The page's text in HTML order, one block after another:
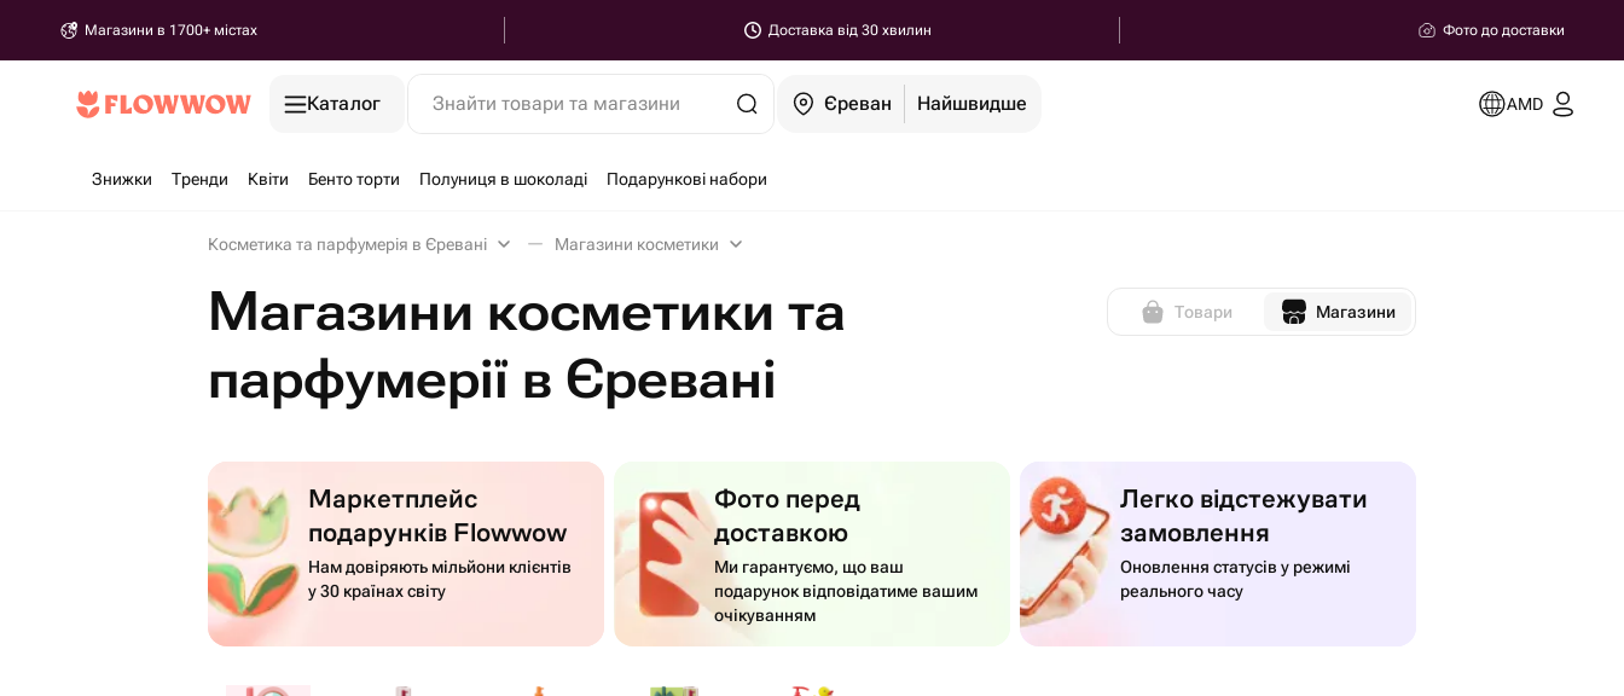
Магазини в 1700+ містах Доставка від 30 хвилин Фото до доставки
Каталог Знайти товари та магазини Єреван Найшвидше AMD
Знижки Тренди Квіти Бенто торти Полуниця в шоколаді Подарункові набори
Косметика та парфумерія в Єревані Магазини косметики
Магазини косметики та
парфумерії в Єревані
Товари Магазини
Маркетплейс
подарунків Flowwow
Нам довіряють мільйони клієнтів
у 30 країнах світу
Фото перед
доставкою
Ми гарантуємо, що ваш
подарунок відповідатиме вашим
очікуванням
Легко відстежувати
замовлення
Оновлення статусів у режимі
реального часу